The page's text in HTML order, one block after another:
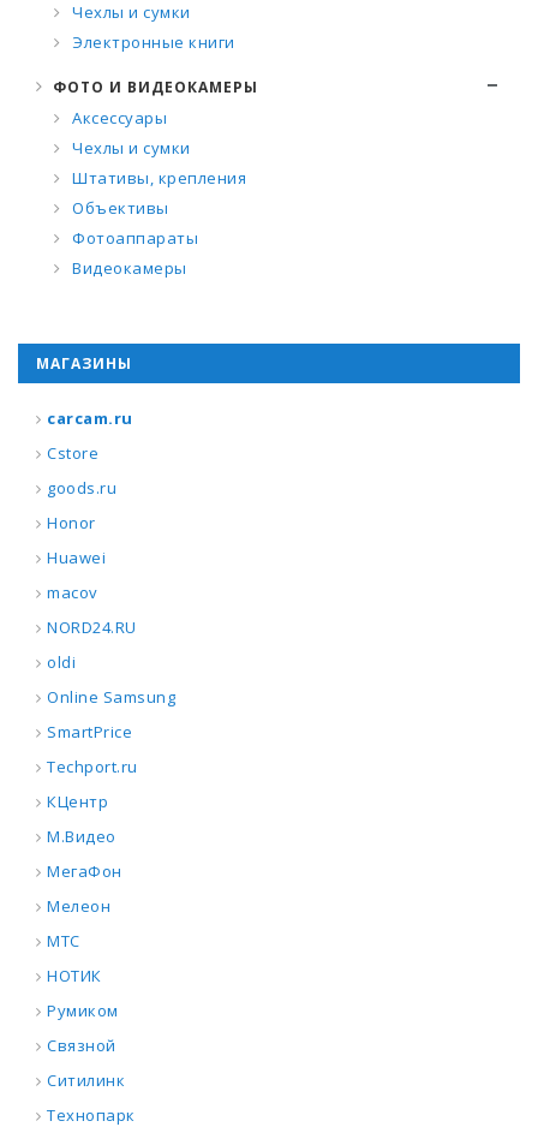
Чехлы и сумки
Электронные книги
ФОТО И ВИДЕОКАМЕРЫ
Аксессуары
Чехлы и сумки
Штативы, крепления
Объективы
Фотоаппараты
Видеокамеры
МАГАЗИНЫ
carcam.ru
Cstore
goods.ru
Honor
Huawei
macov
NORD24.RU
oldi
Online Samsung
SmartPrice
Techport.ru
КЦентр
М.Видео
МегаФон
Мелеон
МТС
НОТИК
Румиком
Связной
Ситилинк
Технопарк